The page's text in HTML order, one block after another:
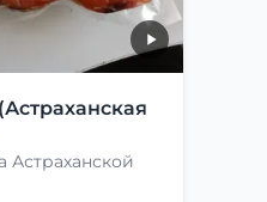
Астраханской